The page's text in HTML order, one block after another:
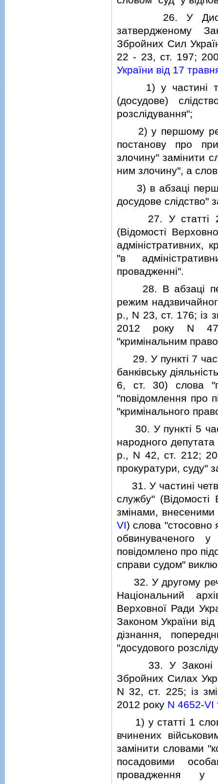
26. У
затвердженому
Збройних Сил
22 - 23, ст. 197;
України вiд 17
1) у частинi
(досудове)
розслiдування";
2) у першому
постанову про
злочину" замiнити
ним злочину", а
3) в абзацi
досудове слiдство"
27. У статтi 21
(Вiдомостi
адмiнiстративних,
"в
провадженнi".
28. В абзацi
режим
р., N 23, ст. 176; iз
2012 року N
"кримiнальним
29. У пунктi 7
банкiвську
6, ст. 30) слова
"повiдомлення про
"кримiнального
30. У пунктi 5
народного
р., N 42, ст. 212;
прокуратури, суду"
31. У частинi
службу" (Вiдомостi
змiнами, внесеними
VI) слова "стосовно
обвинуваченого
повiдомлено про
справи судом"
32. У другому
Нацiональний
Верховної Ради
Законом України
дiзнання,
"досудового
33. У Законi
Збройних Силах
N 32, ст. 225; iз
2012 року N 4652-VI
1) у статтi 1
вчинених
замiнити словами
посадовими
провадження у